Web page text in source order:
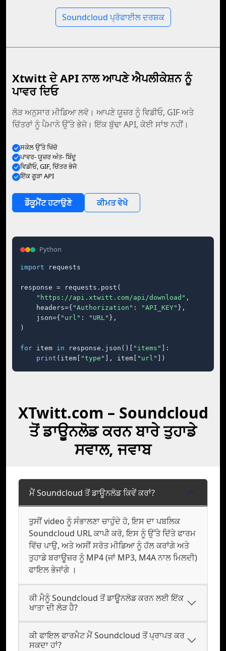
Soundcloud ਪ੍ਰੋਫਾਈਲ ਦਰਸ਼ਕ
Xtwitt ਦੇ API ਨਾਲ ਆਪਣੇ ਐਪਲੀਕੇਸ਼ਨ ਨੂੰ
ਪਾਵਰ ਦਿਓ
ਲੋੜ ਅਨੁਸਾਰ ਮੀਡਿਆ ਲਵੋ। ਆਪਣੇ ਯੂਜ਼ਰ ਨੂੰ ਵਿਡੀਓ, GIF ਅਤੇ
ਚਿੱਤਰਾਂ ਨੂੰ ਪੈਮਾਨੇ ਉੱਤੇ ਭੇਜੋ। ਇੱਕ ਬੁੱਢਾ API, ਕੋਈ ਸਾਂਝ ਨਹੀਂ।
ਸਕੇਲ ਉੱਤੇ ਖਿੱਚੋ
ਪਾਵਰ- ਯੂਜ਼ਰ ਅੰਤ- ਬਿੰਦੂ
ਵਿਡੀਓ, GIF, ਚਿੱਤਰ ਭੇਜੋ
ਇੱਕ ਗੂੜਾ API
ਡੌਕੂਮੈਂਟ ਹਟਾਉਣੇ ਕੀਮਤ ਵੇਖੋ
Python
import requests
response = requests.post(
"https://api.xtwitt.com/api/download" ,
    headers={
"Authorization" : "API_KEY" },
    json={
"url" : "URL" },
)
for item in response.json()[ "items"
]:
print (item[ "type" ], item[ "url" ])
XTwitt.com – Soundcloud
ਤੋਂ ਡਾਊਨਲੋਡ ਕਰਨ ਬਾਰੇ ਤੁਹਾਡੇ
ਸਵਾਲ, ਜਵਾਬ
ਮੈਂ Soundcloud ਤੋਂ ਡਾਊਨਲੋਡ ਕਿਵੇਂ ਕਰਾਂ?
ਤੁਸੀਂ video ਨੂੰ ਸੰਭਾਲਣਾ ਚਾਹੁੰਦੇ ਹੋ, ਇਸ ਦਾ ਪਬਲਿਕ
Soundcloud URL ਕਾਪੀ ਕਰੋ, ਇਸ ਨੂੰ ਉੱਤੇ ਦਿੱਤੇ ਫਾਰਮ
ਵਿੱਚ ਪਾਉ, ਅਤੇ ਅਸੀਂ ਸਰੋਤ ਮੀਡਿਆ ਨੂੰ ਹੱਲ ਕਰਾਂਗੇ ਅਤੇ
ਤੁਹਾਡੇ ਬਰਾਊਜ਼ਰ ਨੂੰ MP4 (ਜਾਂ MP3, M4A ਨਾਲ ਮਿਲਦੀ)
ਫਾਇਲ ਭੇਜਾਂਗੇ ।
ਕੀ ਮੈਨੂੰ Soundcloud ਤੋਂ ਡਾਊਨਲੋਡ ਕਰਨ ਲਈ ਇੱਕ
ਖਾਤਾ ਦੀ ਲੋੜ ਹੈ?
ਕੀ ਫਾਇਲ ਫਾਰਮੈਟ ਮੈਂ Soundcloud ਤੋਂ ਪ੍ਰਾਪਤ ਕਰ
ਸਕਦਾ ਹਾਂ?